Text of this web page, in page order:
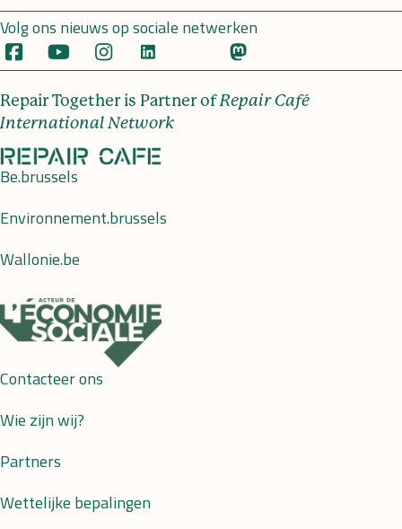
Volg ons nieuws op sociale netwerken
Repair Together is Partner ofRepair Café
International Network
Be.brussels
Environnement.brussels
Wallonie.be
Contacteer ons
Wie zijn wij?
Partners
Wettelijke bepalingen